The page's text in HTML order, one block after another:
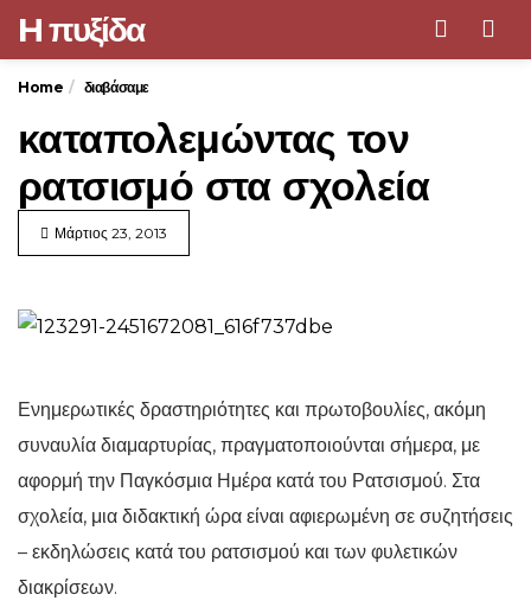
H πυξίδα
Home διαβάσαμε
καταπολεμώντας τον
ρατσισμό στα σχολεία
Μάρτιος 23, 2013
Ενημερωτικές δραστηριότητες και πρωτοβουλίες, ακόμη
συναυλία διαμαρτυρίας, πραγματοποιούνται σήμερα, με
αφορμή την Παγκόσμια Ημέρα κατά του Ρατσισμού. Στα
σχολεία, μια διδακτική ώρα είναι αφιερωμένη σε συζητήσεις
– εκδηλώσεις κατά του ρατσισμού και των φυλετικών
διακρίσεων.